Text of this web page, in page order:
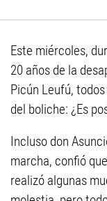
Este miércoles,
20 años de la
Picún Leufú,
del boliche: ¿Es
Incluso don
marcha, confió
realizó algunas